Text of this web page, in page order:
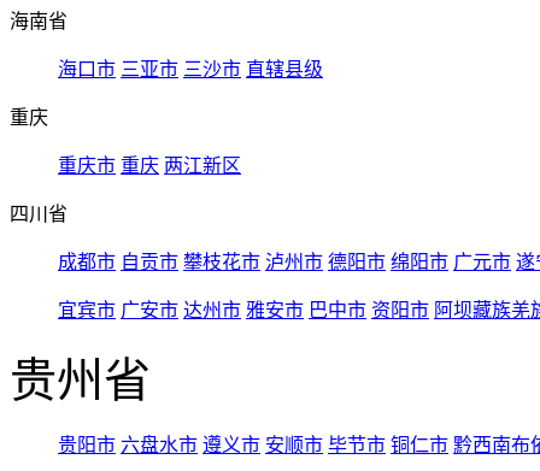
海南省
海口市 三亚市 三沙市 直辖县级
重庆
重庆市 重庆 两江新区
四川省
成都市 自贡市 攀枝花市 泸州市 德阳市 绵阳市 广元市 遂
宜宾市 广安市 达州市 雅安市 巴中市 资阳市 阿坝藏族羌
贵州省
贵阳市 六盘水市 遵义市 安顺市 毕节市 铜仁市 黔西南布